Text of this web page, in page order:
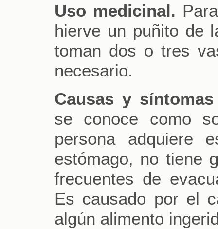
Uso medicinal.
hierve un puñito de
toman dos o tres
necesario.
Causas y
se conoce como
persona adquiere
estómago, no tiene
frecuentes de
Es causado por el
algún alimento